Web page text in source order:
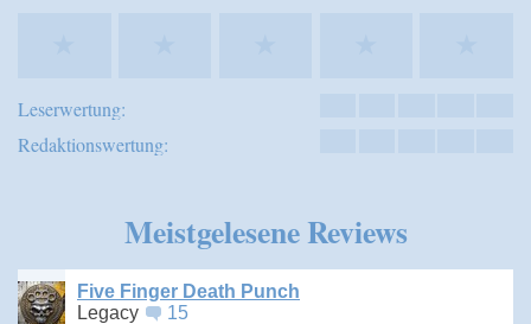
Leserwertung:
Redaktionswertung:
Meistgelesene Reviews
Five Finger Death Punch
Legacy
15